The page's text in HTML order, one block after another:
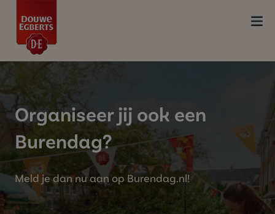
Organiseer jij ook een
Burendag?
Meld je dan nu aan op Burendag.nl!